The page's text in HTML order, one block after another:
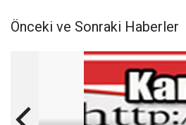
Önceki ve Sonraki Haberler